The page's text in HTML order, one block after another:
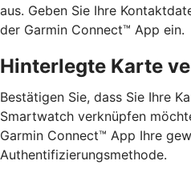
aus. Geben Sie Ihre
der Garmin Connect™ App ein.
Hinterlegte Karte
Bestätigen Sie, dass Sie Ihre
Smartwatch verknüpfen
Garmin Connect™ App Ihre
Authentifizierungsmethode.